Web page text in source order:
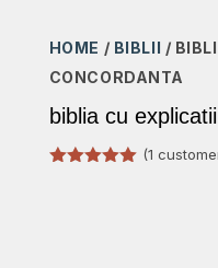
HOME / BIBLII /
CONCORDANTA
biblia cu
(1